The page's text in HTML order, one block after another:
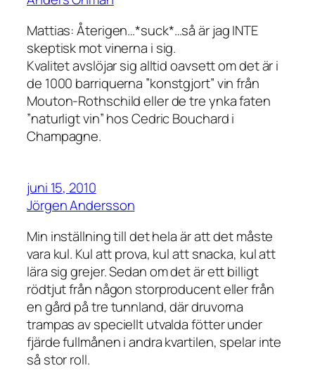
Mattias: Återigen…*suck*…så är jag INTE
skeptisk mot vinerna i sig.
Kvalitet avslöjar sig alltid oavsett om det är i
de 1000 barriquerna ”konstgjort” vin från
Mouton-Rothschild eller de tre ynka faten
”naturligt vin” hos Cedric Bouchard i
Champagne.
juni 15, 2010
Jörgen Andersson
Min inställning till det hela är att det måste
vara kul. Kul att prova, kul att snacka, kul att
lära sig grejer. Sedan om det är ett billigt
rödtjut från någon storproducent eller från
en gård på tre tunnland, där druvorna
trampas av speciellt utvalda fötter under
fjärde fullmånen i andra kvartilen, spelar inte
så stor roll.